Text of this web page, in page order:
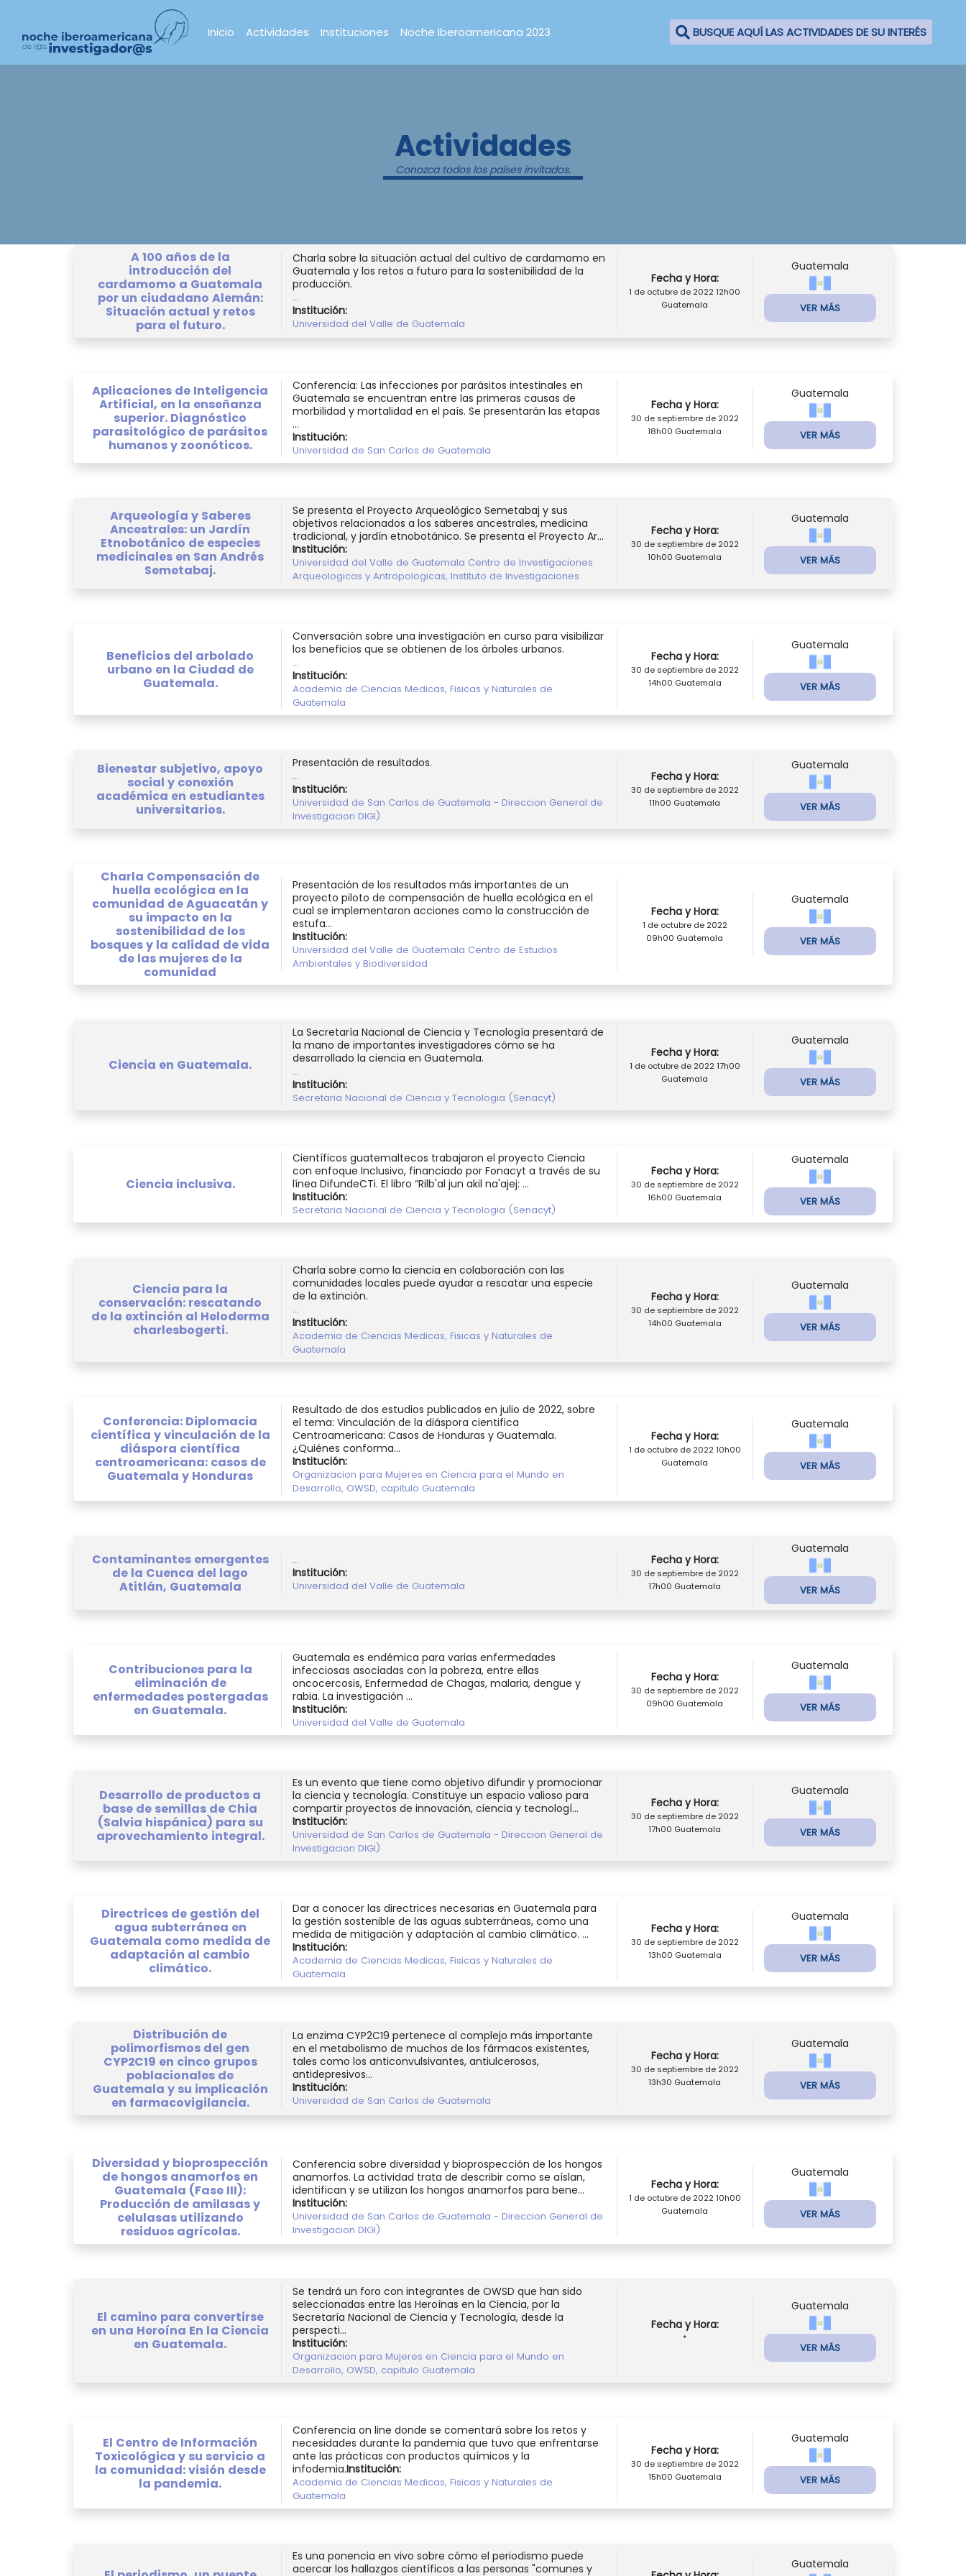
Inicio Actividades Instituciones Noche Iberoamericana 2023 BUSQUE AQUÍ LAS ACTIVIDADES DE SU INTERÉS
Actividades
Conozca todos los países invitados.
A 100 años de la
introducción del
cardamomo a Guatemala
por un ciudadano Alemán:
Situación actual y retos
para el futuro.
Charla sobre la situación actual del cultivo de cardamomo en
Guatemala y los retos a futuro para la sostenibilidad de la
producción.
...
Institución:
Universidad del Valle de Guatemala
Fecha y Hora:
1 de octubre de 2022 12h00
Guatemala
Guatemala
VER MÁS
Aplicaciones de Inteligencia
Artificial, en la enseñanza
superior. Diagnóstico
parasitológico de parásitos
humanos y zoonóticos.
Conferencia: Las infecciones por parásitos intestinales en
Guatemala se encuentran entre las primeras causas de
morbilidad y mortalidad en el país. Se presentarán las etapas
...
Institución:
Universidad de San Carlos de Guatemala
Fecha y Hora:
30 de septiembre de 2022
18h00 Guatemala
Guatemala
VER MÁS
Arqueología y Saberes
Ancestrales: un Jardín
Etnobotánico de especies
medicinales en San Andrés
Semetabaj.
Se presenta el Proyecto Arqueológico Semetabaj y sus
objetivos relacionados a los saberes ancestrales, medicina
tradicional, y jardín etnobotánico. Se presenta el Proyecto Ar...
Institución:
Universidad del Valle de Guatemala Centro de Investigaciones
Arqueologicas y Antropologicas, Instituto de Investigaciones
Fecha y Hora:
30 de septiembre de 2022
10h00 Guatemala
Guatemala
VER MÁS
Beneficios del arbolado
urbano en la Ciudad de
Guatemala.
Conversación sobre una investigación en curso para visibilizar
los beneficios que se obtienen de los árboles urbanos.
...
Institución:
Academia de Ciencias Medicas, Fisicas y Naturales de
Guatemala
Fecha y Hora:
30 de septiembre de 2022
14h00 Guatemala
Guatemala
VER MÁS
Bienestar subjetivo, apoyo
social y conexión
académica en estudiantes
universitarios.
Presentación de resultados.
...
Institución:
Universidad de San Carlos de Guatemala - Direccion General de
Investigacion DIGI)
Fecha y Hora:
30 de septiembre de 2022
11h00 Guatemala
Guatemala
VER MÁS
Charla Compensación de
huella ecológica en la
comunidad de Aguacatán y
su impacto en la
sostenibilidad de los
bosques y la calidad de vida
de las mujeres de la
comunidad
Presentación de los resultados más importantes de un
proyecto piloto de compensación de huella ecológica en el
cual se implementaron acciones como la construcción de
estufa...
Institución:
Universidad del Valle de Guatemala Centro de Estudios
Ambientales y Biodiversidad
Fecha y Hora:
1 de octubre de 2022
09h00 Guatemala
Guatemala
VER MÁS
Ciencia en Guatemala.
La Secretaría Nacional de Ciencia y Tecnología presentará de
la mano de importantes investigadores cómo se ha
desarrollado la ciencia en Guatemala.
...
Institución:
Secretaria Nacional de Ciencia y Tecnologia (Senacyt)
Fecha y Hora:
1 de octubre de 2022 17h00
Guatemala
Guatemala
VER MÁS
Ciencia inclusiva.
Científicos guatemaltecos trabajaron el proyecto Ciencia
con enfoque Inclusivo, financiado por Fonacyt a través de su
línea DifundeCTi. El libro “Rilb'al jun akil na'ajej: ...
Institución:
Secretaria Nacional de Ciencia y Tecnologia (Senacyt)
Fecha y Hora:
30 de septiembre de 2022
16h00 Guatemala
Guatemala
VER MÁS
Ciencia para la
conservación: rescatando
de la extinción al Heloderma
charlesbogerti.
Charla sobre como la ciencia en colaboración con las
comunidades locales puede ayudar a rescatar una especie
de la extinción.
...
Institución:
Academia de Ciencias Medicas, Fisicas y Naturales de
Guatemala
Fecha y Hora:
30 de septiembre de 2022
14h00 Guatemala
Guatemala
VER MÁS
Conferencia: Diplomacia
científica y vinculación de la
diáspora científica
centroamericana: casos de
Guatemala y Honduras
Resultado de dos estudios publicados en julio de 2022, sobre
el tema: Vinculación de la diáspora cientifica
Centroamericana: Casos de Honduras y Guatemala.
¿Quiénes conforma...
Institución:
Organizacion para Mujeres en Ciencia para el Mundo en
Desarrollo, OWSD, capitulo Guatemala
Fecha y Hora:
1 de octubre de 2022 10h00
Guatemala
Guatemala
VER MÁS
Contaminantes emergentes
de la Cuenca del lago
Atitlán, Guatemala
...
Institución:
Universidad del Valle de Guatemala
Fecha y Hora:
30 de septiembre de 2022
17h00 Guatemala
Guatemala
VER MÁS
Contribuciones para la
eliminación de
enfermedades postergadas
en Guatemala.
Guatemala es endémica para varias enfermedades
infecciosas asociadas con la pobreza, entre ellas
oncocercosis, Enfermedad de Chagas, malaria, dengue y
rabia. La investigación ...
Institución:
Universidad del Valle de Guatemala
Fecha y Hora:
30 de septiembre de 2022
09h00 Guatemala
Guatemala
VER MÁS
Desarrollo de productos a
base de semillas de Chia
(Salvia hispánica) para su
aprovechamiento integral.
Es un evento que tiene como objetivo difundir y promocionar
la ciencia y tecnología. Constituye un espacio valioso para
compartir proyectos de innovación, ciencia y tecnologí...
Institución:
Universidad de San Carlos de Guatemala - Direccion General de
Investigacion DIGI)
Fecha y Hora:
30 de septiembre de 2022
17h00 Guatemala
Guatemala
VER MÁS
Directrices de gestión del
agua subterránea en
Guatemala como medida de
adaptación al cambio
climático.
Dar a conocer las directrices necesarias en Guatemala para
la gestión sostenible de las aguas subterráneas, como una
medida de mitigación y adaptación al cambio climático. ...
Institución:
Academia de Ciencias Medicas, Fisicas y Naturales de
Guatemala
Fecha y Hora:
30 de septiembre de 2022
13h00 Guatemala
Guatemala
VER MÁS
Distribución de
polimorfismos del gen
CYP2C19 en cinco grupos
poblacionales de
Guatemala y su implicación
en farmacovigilancia.
La enzima CYP2C19 pertenece al complejo más importante
en el metabolismo de muchos de los fármacos existentes,
tales como los anticonvulsivantes, antiulcerosos,
antidepresivos...
Institución:
Universidad de San Carlos de Guatemala
Fecha y Hora:
30 de septiembre de 2022
13h30 Guatemala
Guatemala
VER MÁS
Diversidad y bioprospección
de hongos anamorfos en
Guatemala (Fase III):
Producción de amilasas y
celulasas utilizando
residuos agrícolas.
Conferencia sobre diversidad y bioprospección de los hongos
anamorfos. La actividad trata de describir como se aíslan,
identifican y se utilizan los hongos anamorfos para bene...
Institución:
Universidad de San Carlos de Guatemala - Direccion General de
Investigacion DIGI)
Fecha y Hora:
1 de octubre de 2022 10h00
Guatemala
Guatemala
VER MÁS
El camino para convertirse
en una Heroína En la Ciencia
en Guatemala.
Se tendrá un foro con integrantes de OWSD que han sido
seleccionadas entre las Heroínas en la Ciencia, por la
Secretaría Nacional de Ciencia y Tecnología, desde la
perspecti...
Institución:
Organizacion para Mujeres en Ciencia para el Mundo en
Desarrollo, OWSD, capitulo Guatemala
Fecha y Hora:
*
Guatemala
VER MÁS
El Centro de Información
Toxicológica y su servicio a
la comunidad: visión desde
la pandemia.
Conferencia on line donde se comentará sobre los retos y
necesidades durante la pandemia que tuvo que enfrentarse
ante las prácticas con productos químicos y la
infodemia.Institución:
Academia de Ciencias Medicas, Fisicas y Naturales de
Guatemala
Fecha y Hora:
30 de septiembre de 2022
15h00 Guatemala
Guatemala
VER MÁS
Es una ponencia en vivo sobre cómo el periodismo puede
acercar los hallazgos científicos a las personas "comunes y
Guatemala